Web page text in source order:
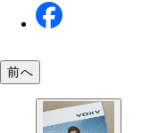
前へ